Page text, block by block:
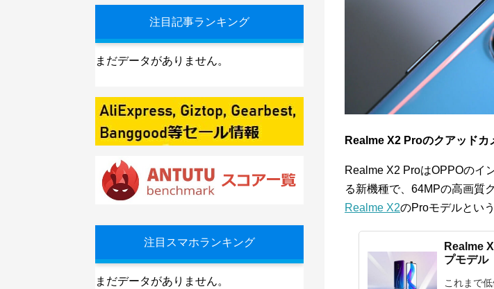
Realme X2 Proのクアッドカ
Realme X2 ProはOPPOのイ
る新機種で、64MPの高画質
Realme X2のProモデルとい
Realme
プモデル
これまで
注目記事ランキング
まだデータがありません。
注目スマホランキング
まだデータがありません。